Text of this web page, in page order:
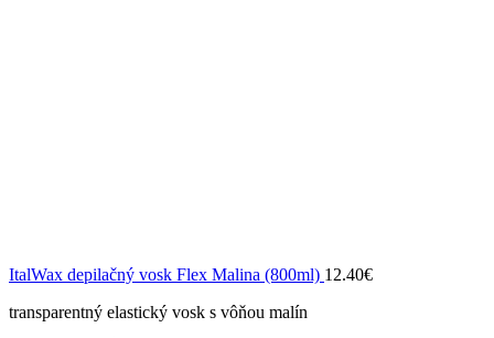
ItalWax depilačný vosk Flex Malina (800ml) 12.40€
transparentný elastický vosk s vôňou malín